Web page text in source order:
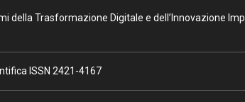
della Trasformazione Digitale e dell’Innovazione
ISSN 2421-4167